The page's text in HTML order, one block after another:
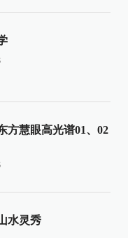
方慧眼高光谱01、02
水灵秀